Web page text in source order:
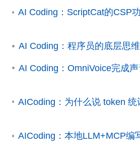
AI Coding：程序员的底层思维